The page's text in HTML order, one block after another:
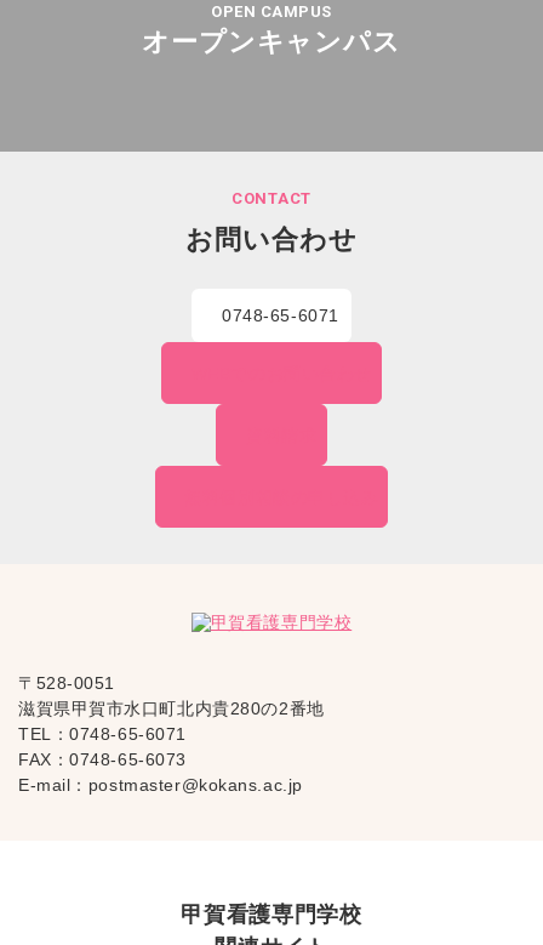
OPEN CAMPUS
オープンキャンパス
CONTACT
お問い合わせ
0748-65-6071
〒528-0051
滋賀県甲賀市水口町北内貴280の2番地
TEL：0748-65-6071
FAX：0748-65-6073
E-mail： postmaster@kokans.ac.jp
甲賀看護専門学校